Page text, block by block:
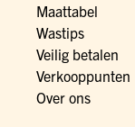
Maattabel
Wastips
Veilig betalen
Verkooppunten
Over ons